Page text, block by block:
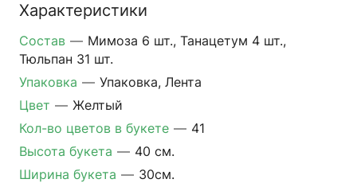
Характеристики
Состав — Мимоза 6 шт., Танацетум 4 шт.,
Тюльпан 31 шт.
Упаковка — Упаковка, Лента
Цвет — Желтый
Кол-во цветов в букете — 41
Высота букета — 40 см.
Ширина букета — 30см.